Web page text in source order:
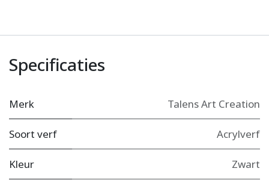
Specificaties
Merk Talens Art Creation
Soort verf Acrylverf
Kleur Zwart